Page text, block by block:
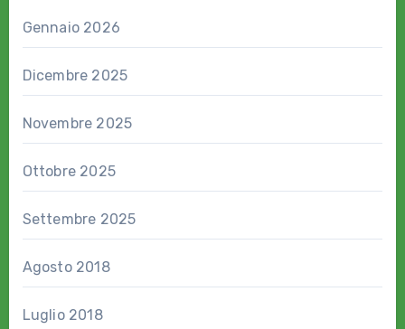
Gennaio 2026
Dicembre 2025
Novembre 2025
Ottobre 2025
Settembre 2025
Agosto 2018
Luglio 2018